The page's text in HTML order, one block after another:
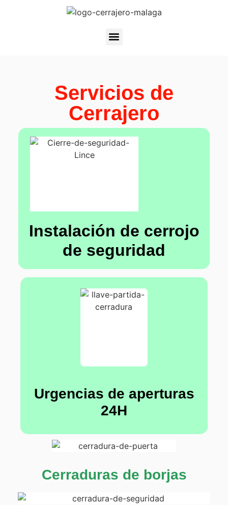
Servicios de
Cerrajero
Instalación de cerrojo
de seguridad
Urgencias de aperturas
24H
Cerraduras de borjas